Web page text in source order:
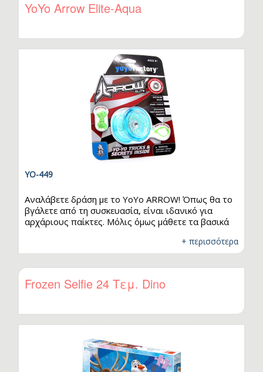
απόκριση τύπου Starburst και το σύστημα του
συντήρηση και προσφέρουν εξαιρετική…
YoYo Arrow Elite-Aqua
YO-449
Αναλάβετε δράση με το YoYo ARROW! Όπως θα το
βγάλετε από τη συσκευασία, είναι ιδανικό για
αρχάριους παίκτες. Μόλις όμως μάθετε τα βασικά
που περιλαμβάνεται στη συσκευασία και θα
μεταμορφώσετε το YoYo ARROW σε ένα yoyo για
έμπειρο παίκτη! Αφού αποκτήσετε το δικό σας, θα
θελήσετε να δωρίσετε και ένα στον καλύτερό σας
φίλο! Είναι κατασκευασμένο από πολυκαρβονικό
αλουμίνιο. Τεχνικά Χαρακτηριστικά…
+ περισσότερα
Frozen Selfie 24 Τεμ. Dino